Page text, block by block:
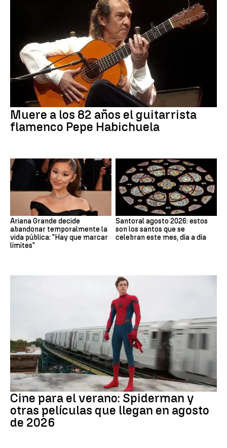
Muere a los 82 años el guitarrista
flamenco Pepe Habichuela
Ariana Grande decide
abandonar temporalmente la
vida pública: "Hay que marcar
límites"
Santoral agosto 2026: estos
son los santos que se
celebran este mes, día a día
Cine
Cine para el verano: Spiderman y
otras películas que llegan en agosto
de 2026